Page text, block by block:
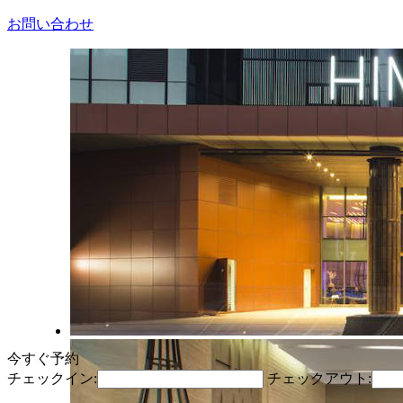
お問い合わせ
今すぐ予約
チェックイン:
チェックアウト: